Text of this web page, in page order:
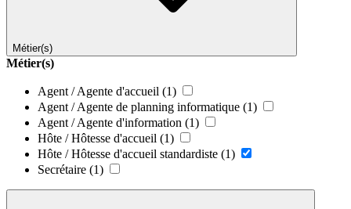
Métier(s)
Métier(s)
Agent / Agente d'accueil (1)
Agent / Agente de planning informatique (1)
Agent / Agente d'information (1)
Hôte / Hôtesse d'accueil (1)
Hôte / Hôtesse d'accueil standardiste (1)
Secrétaire (1)